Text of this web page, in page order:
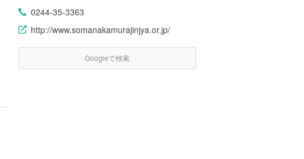
0244-35-3363
http://www.somanakamurajinjya.or.jp/
Googleで検索